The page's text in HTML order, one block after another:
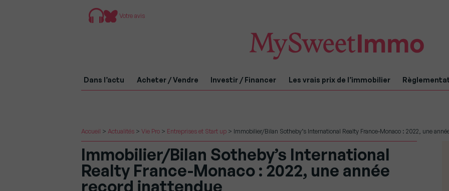
Votre avis
Dans l’actu Acheter / Vendre Investir / Financer Les vrais prix de l’immobilier
Accueil > Actualités > Vie Pro > Entreprises et Start up > Immobilier/Bilan Sotheby’s International Realty France-Monaco : 2022, une
Immobilier/Bilan Sotheby’s International
Realty France-Monaco : 2022, une année
record inattendue